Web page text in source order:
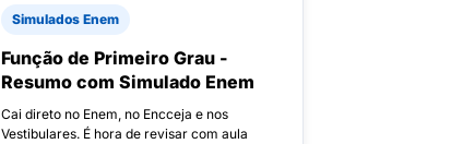
Simulados Enem
Função de Primeiro Grau -
Resumo com Simulado Enem
Cai direto no Enem, no Encceja e nos
Vestibulares. É hora de revisar com aula